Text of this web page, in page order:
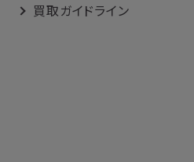
買取ガイドライン